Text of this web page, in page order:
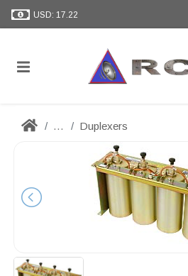
USD: 17.22
... Duplexers